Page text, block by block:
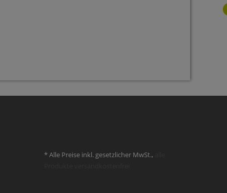
* Alle Preise inkl. gesetzlicher MwSt.,